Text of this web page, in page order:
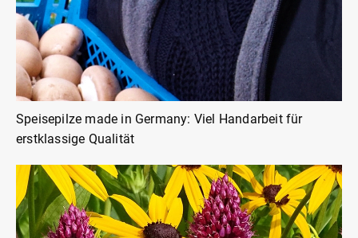
Speisepilze made in Germany: Viel Handarbeit für
erstklassige Qualität